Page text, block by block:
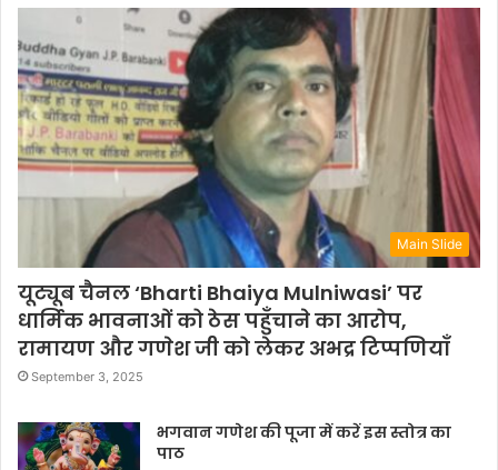
Main Slide
यूट्यूब चैनल ‘Bharti Bhaiya Mulniwasi’ पर
धार्मिक भावनाओं को ठेस पहुँचाने का आरोप,
रामायण और गणेश जी को लेकर अभद्र टिप्पणियाँ
September 3, 2025
भगवान गणेश की पूजा में करें इस स्तोत्र का
पाठ